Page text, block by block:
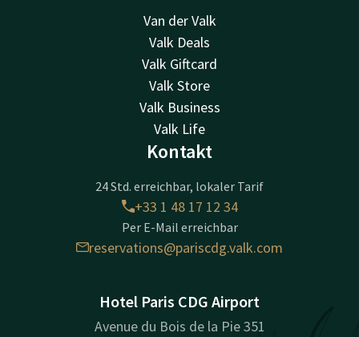
Van der Valk
Valk Deals
Valk Giftcard
Valk Store
Valk Business
Valk Life
Kontakt
24 Std. erreichbar, lokaler Tarif
+33 1 48 17 12 34
Per E-Mail erreichbar
reservations@pariscdg.valk.com
Hotel Paris CDG Airport
Avenue du Bois de la Pie 351